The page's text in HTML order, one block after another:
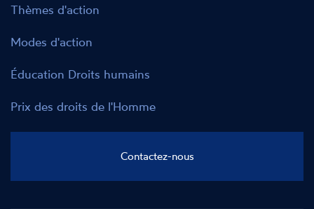
Thèmes d'action
Modes d'action
Éducation Droits humains
Prix des droits de l'Homme
Contactez-nous